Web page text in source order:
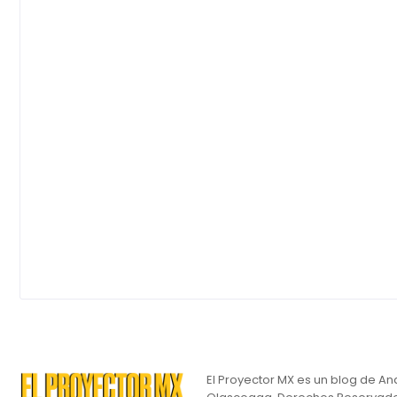
El Proyector MX es un blog de